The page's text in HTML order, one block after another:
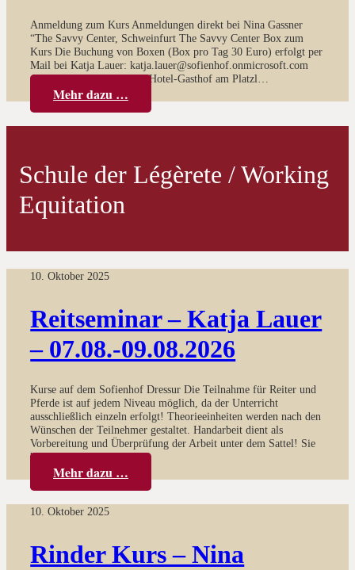
Anmeldung zum Kurs Anmeldungen direkt bei Nina Gassner
“The Savvy Center, Schweinfurt The Savvy Center Box zum
Kurs Die Buchung von Boxen (Box pro Tag 30 Euro) erfolgt per
Mail bei Katja Lauer: katja.lauer@sofienhof.onmicrosoft.com
Anfahrt Hotelempfehlung Hotel-Gasthof am Platzl…
Mehr dazu …
Schule der Légèrete / Working
Equitation
10. Oktober 2025
Reitseminar – Katja Lauer
– 07.08.-09.08.2026
Kurse auf dem Sofienhof Dressur Die Teilnahme für Reiter und
Pferde ist auf jedem Niveau möglich, da der Unterricht
ausschließlich einzeln erfolgt! Theorieeinheiten werden nach den
Wünschen der Teilnehmer gestaltet. Handarbeit dient als
Vorbereitung und Überprüfung der Arbeit unter dem Sattel! Sie
beginnt…
Mehr dazu …
10. Oktober 2025
Rinder Kurs – Nina